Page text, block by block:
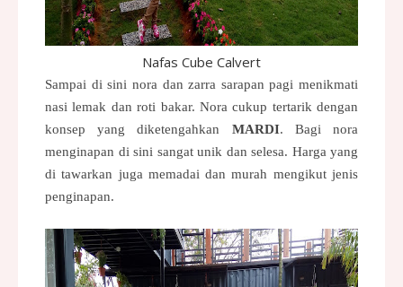
Nafas Cube Calvert
Sampai di sini nora dan zarra sarapan pagi menikmati
nasi lemak dan roti bakar. Nora cukup tertarik dengan
konsep yang diketengahkan MARDI. Bagi nora
menginapan di sini sangat unik dan selesa. Harga yang
di tawarkan juga memadai dan murah mengikut jenis
penginapan.